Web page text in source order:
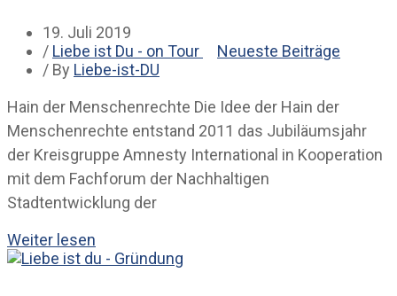
19. Juli 2019
/ Liebe ist Du - on Tour
Neueste Beiträge
/ By Liebe-ist-DU
Hain der Menschenrechte Die Idee der Hain der
Menschenrechte entstand 2011 das Jubiläumsjahr
der Kreisgruppe Amnesty International in Kooperation
mit dem Fachforum der Nachhaltigen
Stadtentwicklung der
Weiter lesen